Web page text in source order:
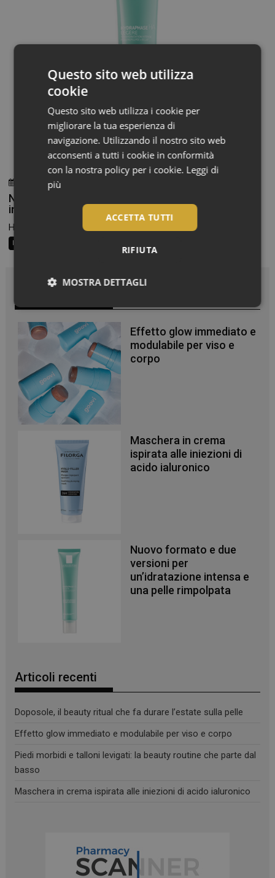
30 Luglio 2026
Nuovo formato e due versioni per un’idratazione
intensa e una pelle rimpolpata
Hydraphase HA di La Roche-Posay è disponibile in due...
In Vetrina
Effetto glow immediato e
modulabile per viso e
corpo
Maschera in crema
ispirata alle iniezioni di
acido ialuronico
Nuovo formato e due
versioni per
un’idratazione intensa e
una pelle rimpolpata
Articoli recenti
Doposole, il beauty ritual che fa durare l’estate sulla pelle
Effetto glow immediato e modulabile per viso e corpo
Piedi morbidi e talloni levigati: la beauty routine che parte dal
basso
Maschera in crema ispirata alle iniezioni di acido ialuronico
Questo sito web utilizza
cookie
Questo sito web utilizza i cookie per
migliorare la tua esperienza di
navigazione. Utilizzando il nostro sito web
acconsenti a tutti i cookie in conformità
con la nostra policy per i cookie. Leggi di
più
ACCETTA TUTTI
RIFIUTA
MOSTRA DETTAGLI
Necessari
I cookie necessari contribuiscono a rendere fruibile il
sito web abilitandone funzionalità di base quali la
navigazione sulle pagine e l'accesso alle aree
protette del sito. Il sito web non è in grado di
funzionare correttamente senza questi cookie.
NOME
PHPSESSID
_ga
Google LLC
.panoramacosmetico.it
1 anno 1
mese